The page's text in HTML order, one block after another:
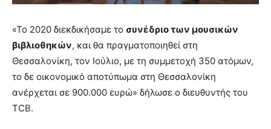
«Το 2020 διεκδικήσαμε το συνέδριο των μουσικών
βιβλιοθηκών, και θα πραγματοποιηθεί στη
Θεσσαλονίκη, τον Ιούλιο, με τη συμμετοχή 350 ατόμων,
το δε οικονομικό αποτύπωμα στη Θεσσαλονίκη
ανέρχεται σε 900.000 ευρώ» δήλωσε ο διευθυντής του
TCB.